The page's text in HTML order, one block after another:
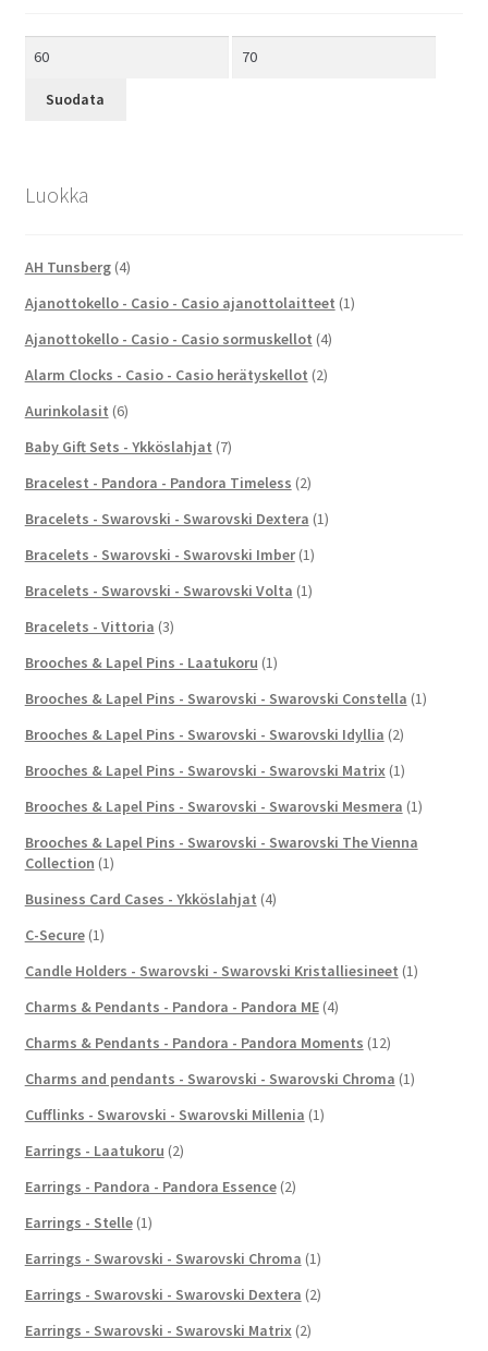
Suodata
Luokka
AH Tunsberg (4)
Ajanottokello - Casio - Casio ajanottolaitteet (1)
Ajanottokello - Casio - Casio sormuskellot (4)
Alarm Clocks - Casio - Casio herätyskellot (2)
Aurinkolasit (6)
Baby Gift Sets - Ykköslahjat (7)
Bracelest - Pandora - Pandora Timeless (2)
Bracelets - Swarovski - Swarovski Dextera (1)
Bracelets - Swarovski - Swarovski Imber (1)
Bracelets - Swarovski - Swarovski Volta (1)
Bracelets - Vittoria (3)
Brooches & Lapel Pins - Laatukoru (1)
Brooches & Lapel Pins - Swarovski - Swarovski Constella (1)
Brooches & Lapel Pins - Swarovski - Swarovski Idyllia (2)
Brooches & Lapel Pins - Swarovski - Swarovski Matrix (1)
Brooches & Lapel Pins - Swarovski - Swarovski Mesmera (1)
Brooches & Lapel Pins - Swarovski - Swarovski The Vienna
Collection (1)
Business Card Cases - Ykköslahjat (4)
C-Secure (1)
Candle Holders - Swarovski - Swarovski Kristalliesineet (1)
Charms & Pendants - Pandora - Pandora ME (4)
Charms & Pendants - Pandora - Pandora Moments (12)
Charms and pendants - Swarovski - Swarovski Chroma (1)
Cufflinks - Swarovski - Swarovski Millenia (1)
Earrings - Laatukoru (2)
Earrings - Pandora - Pandora Essence (2)
Earrings - Stelle (1)
Earrings - Swarovski - Swarovski Chroma (1)
Earrings - Swarovski - Swarovski Dextera (2)
Earrings - Swarovski - Swarovski Matrix (2)